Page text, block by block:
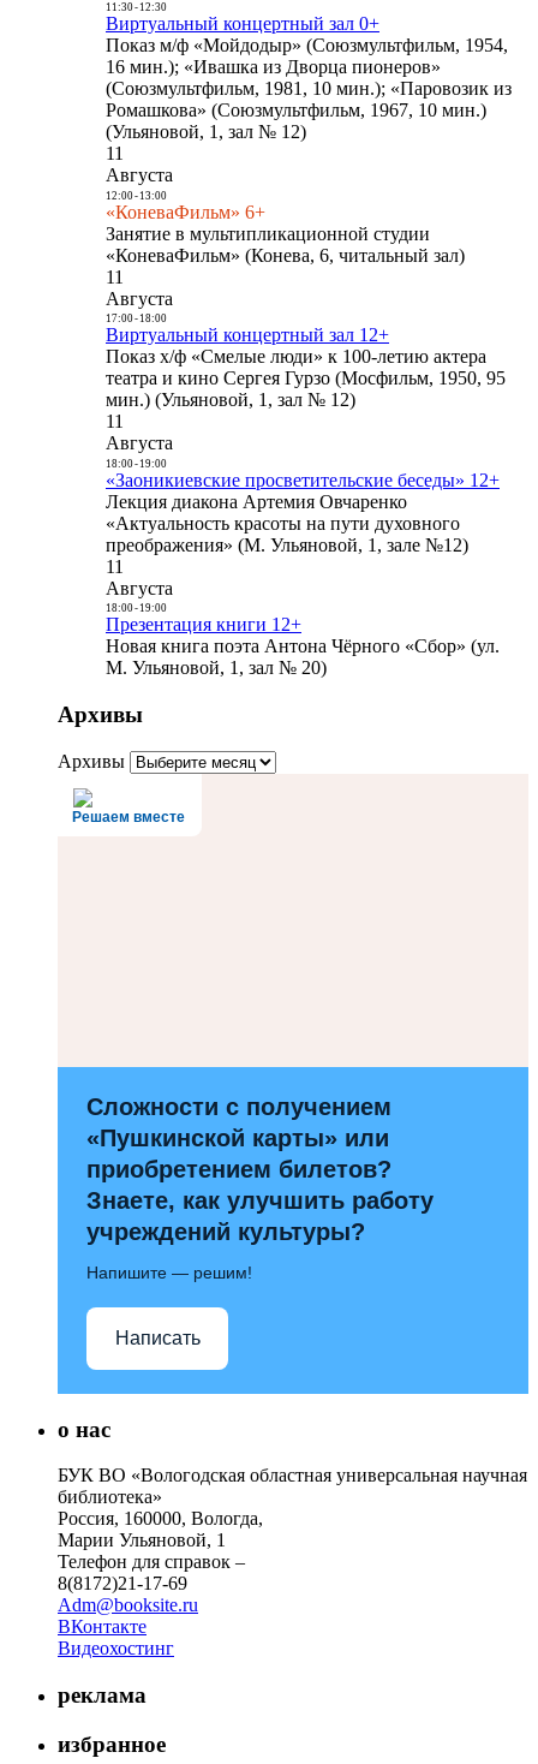
11:30- 12:30
Виртуальный концертный зал 0+
Показ м/ф «Мойдодыр» (Союзмультфильм, 1954,
16 мин.); «Ивашка из Дворца пионеров»
(Союзмультфильм, 1981, 10 мин.); «Паровозик из
Ромашкова» (Союзмультфильм, 1967, 10 мин.)
(Ульяновой, 1, зал № 12)
11
Августа
12:00- 13:00
«КоневаФильм» 6+
Занятие в мультипликационной студии
«КоневаФильм» (Конева, 6, читальный зал)
11
Августа
17:00- 18:00
Виртуальный концертный зал 12+
Показ х/ф «Смелые люди» к 100-летию актера
театра и кино Сергея Гурзо (Мосфильм, 1950, 95
мин.) (Ульяновой, 1, зал № 12)
11
Августа
18:00- 19:00
«Заоникиевские просветительские беседы» 12+
Лекция диакона Артемия Овчаренко
«Актуальность красоты на пути духовного
преображения» (М. Ульяновой, 1, зале №12)
11
Августа
18:00- 19:00
Презентация книги 12+
Новая книга поэта Антона Чёрного «Сбор» (ул.
М. Ульяновой, 1, зал № 20)
Архивы
Архивы
Решаем вместе
Сложности с получением
«Пушкинской карты» или
приобретением билетов?
Знаете, как улучшить работу
учреждений культуры?
Напишите — решим!
Написать
о нас
БУК ВО «Вологодская областная универсальная научная
библиотека»
Россия, 160000, Вологда,
Марии Ульяновой, 1
Телефон для справок –
8(8172)21-17-69
Adm@booksite.ru
ВКонтакте
Видеохостинг
реклама
избранное